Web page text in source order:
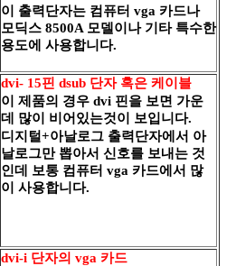
이 출력단자는 컴퓨터 vga 카드나
모딕스 8500A 모델이나 기타 특수한
용도에 사용합니다.
dvi- 15핀 dsub 단자 혹은 케이블
이 제품의 경우 dvi 핀을 보면 가운
데 많이 비어있는것이 보입니다.
디지털+아날로그 출력단자에서 아
날로그만 뽑아서 신호를 보내는 것
인데 보통 컴퓨터 vga 카드에서 많
이 사용합니다.
dvi-i 단자의 vga 카드